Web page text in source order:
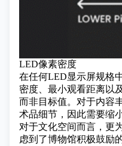
LED像素密度
在任何LED显示屏规格
密度、最小观看距离
而非目标值。对于内容
术品细节，因此需要缩
对于文化空间而言，更
虑到了博物馆积极鼓励